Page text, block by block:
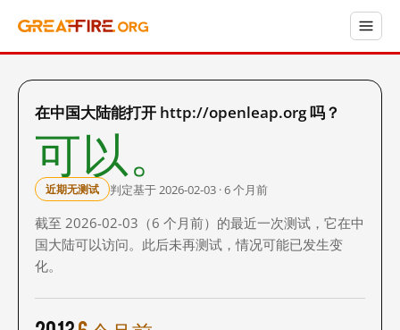
在中国大陆能打开 http://openleap.org 吗？
可以。
近期无测试 判定基于 2026-02-03 · 6 个月前
截至 2026-02-03（6 个月前）的最近一次测试，它在中
国大陆可以访问。此后未再测试，情况可能已发生变
化。